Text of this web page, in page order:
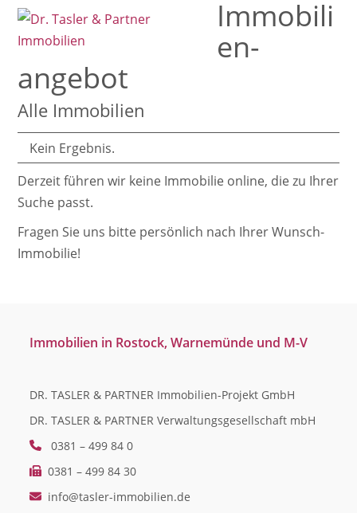
SkipOpen
mobile
menu
Close
mobile
menu
Immobili
en­
angebot
Alle Immobilien
Kein Ergebnis.
Derzeit führen wir keine Immobilie online, die zu Ihrer
Suche passt.
Fragen Sie uns bitte persönlich nach Ihrer Wunsch-
Immobilie!
Immobilien in Rostock, Warnemünde und M-V
DR. TASLER & PARTNER Immobilien-Projekt GmbH
DR. TASLER & PARTNER Verwaltungsgesellschaft mbH
0381 – 499 84 0
0381 – 499 84 30
info@tasler-immobilien.de